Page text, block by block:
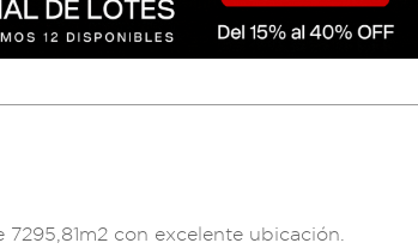
7295,81m2 con excelente ubicación.